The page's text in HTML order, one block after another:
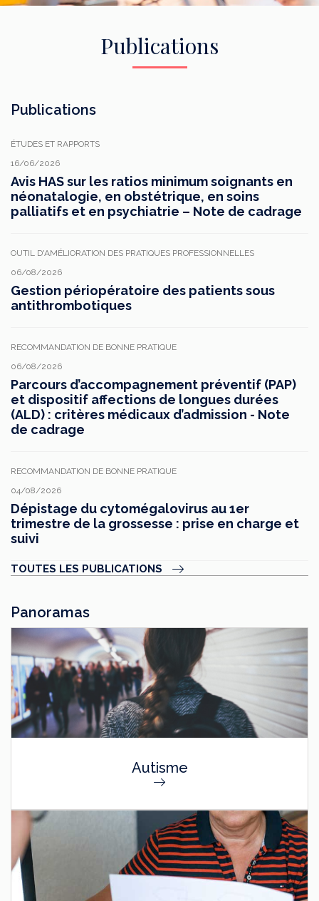
Publications
Publications
ÉTUDES ET RAPPORTS
16/06/2026
Avis HAS sur les ratios minimum soignants en
néonatalogie, en obstétrique, en soins
palliatifs et en psychiatrie – Note de cadrage
OUTIL D'AMÉLIORATION DES PRATIQUES PROFESSIONNELLES
06/08/2026
Gestion périopératoire des patients sous
antithrombotiques
RECOMMANDATION DE BONNE PRATIQUE
06/08/2026
Parcours d’accompagnement préventif (PAP)
et dispositif affections de longues durées
(ALD) : critères médicaux d’admission - Note
de cadrage
RECOMMANDATION DE BONNE PRATIQUE
04/08/2026
Dépistage du cytomégalovirus au 1er
trimestre de la grossesse : prise en charge et
suivi
TOUTES LES PUBLICATIONS
Panoramas
Autisme